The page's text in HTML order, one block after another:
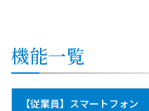
機能一覧
【従業員】スマートフォン